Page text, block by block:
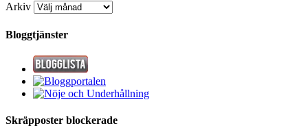
Arkiv
Bloggtjänster
Skräpposter blockerade